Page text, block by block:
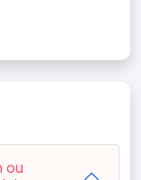
ou